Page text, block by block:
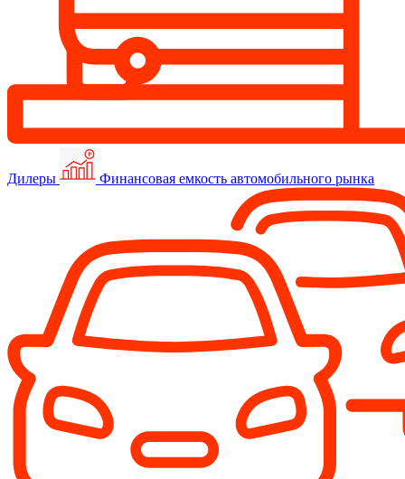
Дилеры Финансовая емкость автомобильного рынка